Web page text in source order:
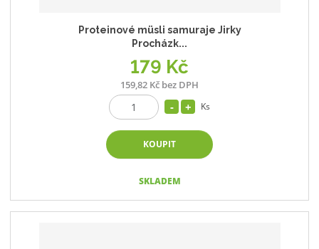
Proteinové müsli samuraje Jirky
Procházk...
179 Kč
159,82 Kč bez DPH
Ks
KOUPIT
SKLADEM